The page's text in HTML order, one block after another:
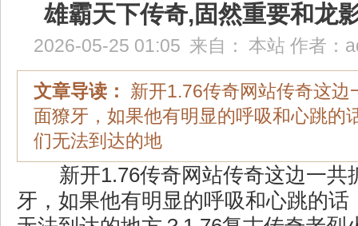
雄霸天下传奇,固然重要和龙
2026-05-25 01:05 来自： 本站 作者：
文章导读：
新开1.76传奇网站传奇这边
面獠牙，如果他有明显的呼吸和心跳的
们无法到达的地
新开1.76传奇网站传奇这边一共
牙，如果他有明显的呼吸和心跳的话